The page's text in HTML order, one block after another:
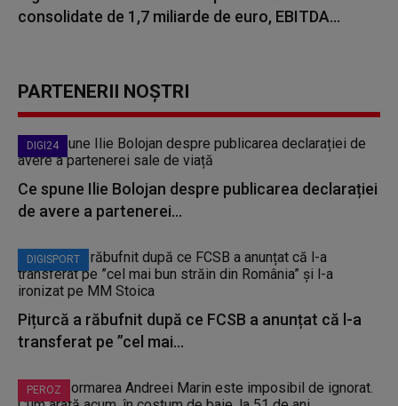
consolidate de 1,7 miliarde de euro, EBITDA...
PARTENERII NOȘTRI
DIGI24
Ce spune Ilie Bolojan despre publicarea declarației
de avere a partenerei...
DIGISPORT
Pițurcă a răbufnit după ce FCSB a anunțat că l-a
transferat pe ”cel mai...
PEROZ